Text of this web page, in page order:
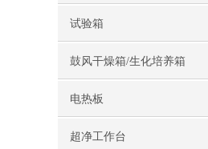
试验箱
鼓风干燥箱/生化培养箱
电热板
超净工作台